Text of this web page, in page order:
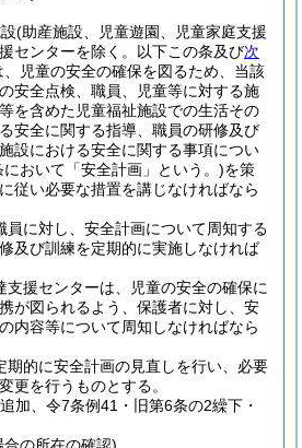
(助産施設、児童遊園、児童家庭支援
センターを除く。以下この条及び次
、児童の安全の確保を図るため、当該
安全点検、職員、児童等に対する施
を含めた児童福祉施設での生活その
安全に関する指導、職員の研修及び
設における安全に関する事項につい
おいて「安全計画」という。)を策
従い必要な措置を講じなければなら
員に対し、安全計画について周知する
及び訓練を定期的に実施しなければ
支援センターは、児童の安全の確保に
が図られるよう、保護者に対し、安
内容等について周知しなければなら
期的に安全計画の見直しを行い、必要
更を行うものとする。
加、令7条例41・旧第6条の2繰下・